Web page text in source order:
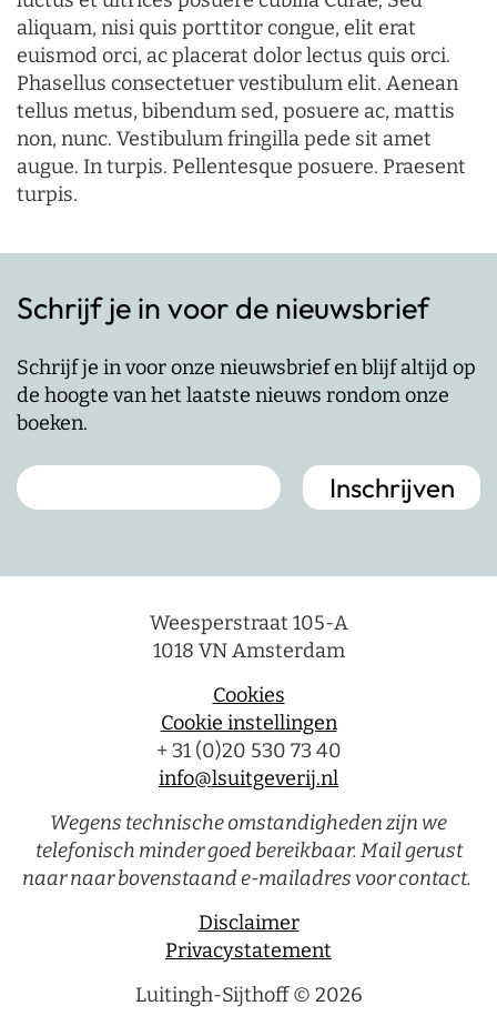
aliquam, nisi quis porttitor congue, elit erat
euismod orci, ac placerat dolor lectus quis orci.
Phasellus consectetuer vestibulum elit. Aenean
tellus metus, bibendum sed, posuere ac, mattis
non, nunc. Vestibulum fringilla pede sit amet
augue. In turpis. Pellentesque posuere. Praesent
turpis.
Schrijf je in voor de nieuwsbrief
Schrijf je in voor onze nieuwsbrief en blijf altijd op
de hoogte van het laatste nieuws rondom onze
boeken.
Weesperstraat 105-A
1018 VN Amsterdam
Cookies
Cookie instellingen
+ 31 (0)20 530 73 40
info@lsuitgeverij.nl
Wegens technische omstandigheden zijn we
telefonisch minder goed bereikbaar. Mail gerust
naar naar bovenstaand e-mailadres voor contact.
Disclaimer
Privacystatement
Luitingh-Sijthoff © 2026